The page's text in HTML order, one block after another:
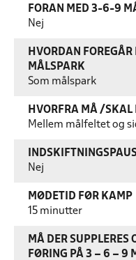
FORAN MED 3-6-9
Nej
HVORDAN FOREGÅR
MÅLSPARK
Som målspark
HVORFRA MÅ /SKAL
Mellem målfeltet og
Nej
MØDETID FØR KAMP
15 minutter
MÅ DER SUPPLERES
FØRING PÅ 3 – 6 – 9